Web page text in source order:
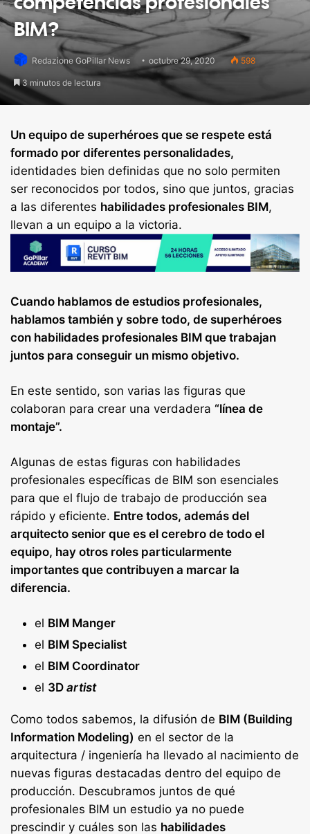
BIM?
Redazione GoPillar News octubre 29, 2020 598
3 minutos de lectura
Un equipo de superhéroes que se respete está
formado por diferentes personalidades,
identidades bien definidas que no solo permiten
ser reconocidos por todos, sino que juntos, gracias
a las diferentes habilidades profesionales BIM,
llevan a un equipo a la victoria.
Cuando hablamos de estudios profesionales,
hablamos también y sobre todo, de superhéroes
con habilidades profesionales BIM que trabajan
juntos para conseguir un mismo objetivo.
En este sentido, son varias las figuras que
colaboran para crear una verdadera “línea de
montaje”.
Algunas de estas figuras con habilidades
profesionales específicas de BIM son esenciales
para que el flujo de trabajo de producción sea
rápido y eficiente. Entre todos, además del
arquitecto senior que es el cerebro de todo el
equipo, hay otros roles particularmente
importantes que contribuyen a marcar la
diferencia.
el BIM Manger
el BIM Specialist
el BIM Coordinator
el 3D artist
Como todos sabemos, la difusión de BIM (Building
Information Modeling) en el sector de la
arquitectura / ingeniería ha llevado al nacimiento de
nuevas figuras destacadas dentro del equipo de
producción. Descubramos juntos de qué
profesionales BIM un estudio ya no puede
prescindir y cuáles son las habilidades